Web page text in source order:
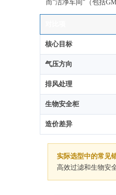
而"洁净车间"（包括
核心目标
气压方向
排风处理
生物安全柜
造价差异
实际选型中的常见
高效过滤和生物安